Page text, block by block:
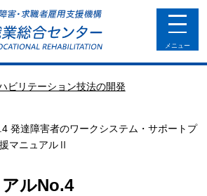
toggle
メニュー
ビリテーション技法の開発
発達障害者のワークシステム・サポートプ
マニュアルⅡ
ルNo.4